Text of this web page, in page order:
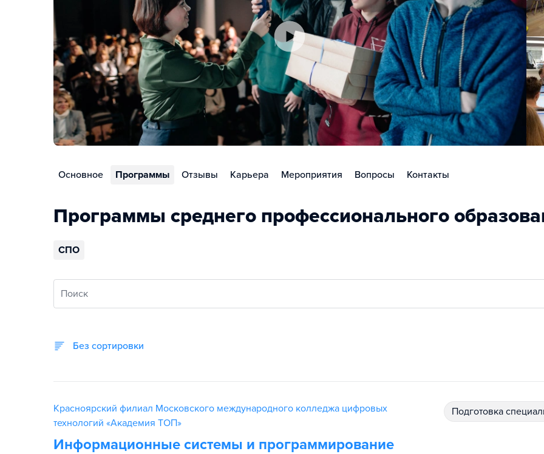
Основное Программы Отзывы Карьера Мероприятия Вопросы Контакты
Программы среднего профессионального
СПО
Поиск
Без сортировки
Красноярский филиал Московского международного колледжа цифровых
технологий «Академия ТОП»
Информационные системы и программирование
подготовка